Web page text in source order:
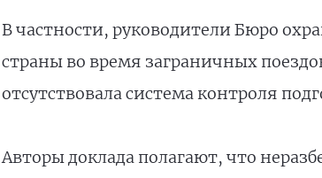
В частности, руководители Бюро
страны во время заграничных
отсутствовала система контроля
Авторы доклада полагают, что